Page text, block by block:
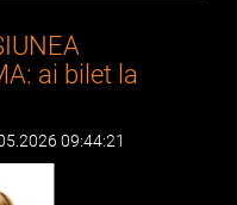
ai bilet la
09:44:21